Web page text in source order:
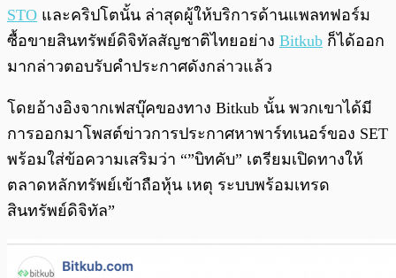
STO และคริปโตนั้น ล่าสุดผู้ให้บริการด้านแพลทฟอร์ม
ซื้อขายสินทรัพย์ดิจิทัลสัญชาติไทยอย่าง Bitkub ก็ได้ออก
มากล่าวตอบรับคำประกาศดังกล่าวแล้ว
โดยอ้างอิงจากเฟสบุ๊คของทาง Bitkub นั้น พวกเขาได้มี
การออกมาโพสต์ข่าวการประกาศหาพาร์ทเนอร์ของ SET
พร้อมใส่ข้อความเสริมว่า “”บิทคับ” เตรียมเปิดทางให้
ตลาดหลักทรัพย์เข้าถือหุ้น เหตุ ระบบพร้อมเทรด
สินทรัพย์ดิจิทัล”